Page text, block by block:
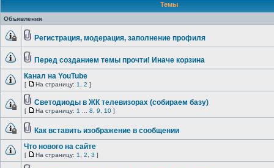
Темы
Объявления
Регистрация, модерация, заполнение профиля
Перед созданием темы прочти! Иначе корзина
Канал на YouTube
[ На страницу: 1 2 ]
Светодиоды в ЖК телевизорах (собираем базу)
[ На страницу: 1 8 9 10 ]
Как вставить изображение в сообщении
Что нового на сайте
[ На страницу: 1 2 3 ]